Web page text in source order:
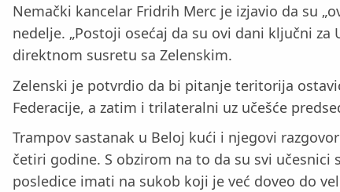
Nemački kancelar Fridrih Merc je izjavio da su
nedelje. „Postoji osećaj da su ovi dani ključni
direktnom susretu sa Zelenskim.
Zelenski je potvrdio da bi pitanje teritorija
Federacije, a zatim i trilateralni uz učešće
Trampov sastanak u Beloj kući i njegovi
četiri godine. S obzirom na to da su svi
posledice imati na sukob koji je već doveo do